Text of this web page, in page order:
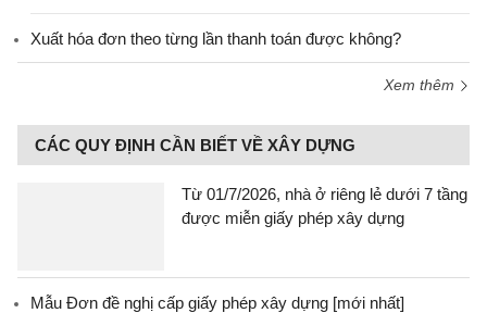
Xuất hóa đơn theo từng lần thanh toán được không?
Xem thêm
CÁC QUY ĐỊNH CẦN BIẾT VỀ XÂY DỰNG
Từ 01/7/2026, nhà ở riêng lẻ dưới 7 tầng
được miễn giấy phép xây dựng
Mẫu Đơn đề nghị cấp giấy phép xây dựng [mới nhất]